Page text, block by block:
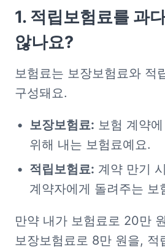
1. 적립보험료를 과
않나요?
보험료는 보장보험료와 적
구성돼요.
보장보험료: 보험 계약
위해 내는 보험료예요.
적립보험료: 계약 만기
계약자에게 돌려주는 보
만약 내가 보험료로 20만
보장보험료로 8만 원을, 적